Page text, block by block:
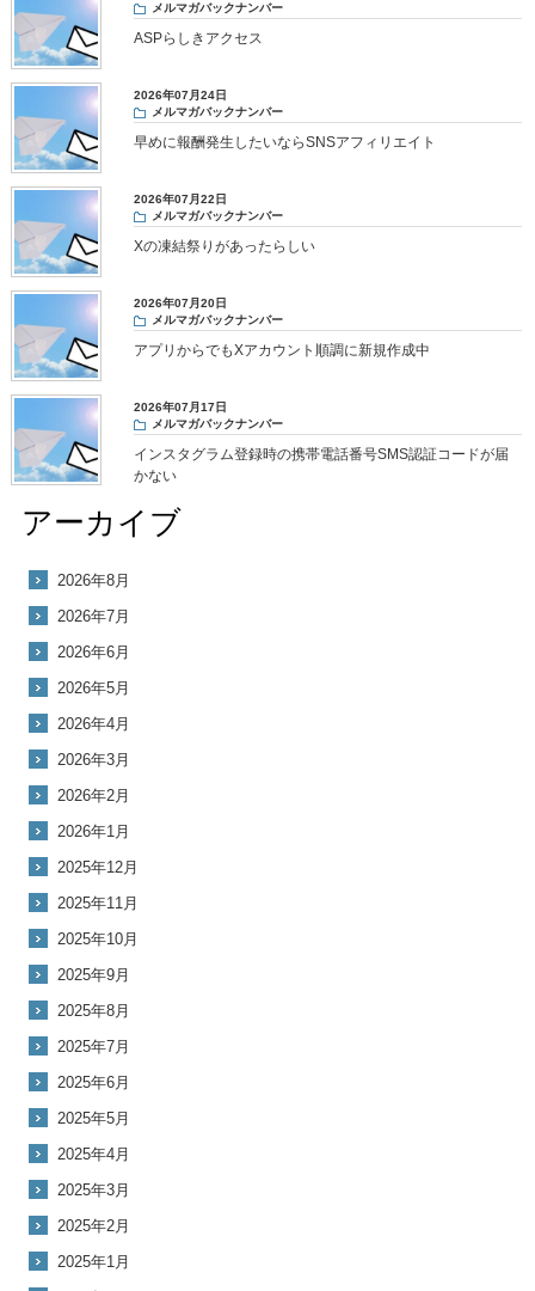
メルマガバックナンバー
ASPらしきアクセス
2026年07月24日
メルマガバックナンバー
早めに報酬発生したいならSNSアフィリエイト
2026年07月22日
メルマガバックナンバー
Xの凍結祭りがあったらしい
2026年07月20日
メルマガバックナンバー
アプリからでもXアカウント順調に新規作成中
2026年07月17日
メルマガバックナンバー
インスタグラム登録時の携帯電話番号SMS認証コードが届
かない
アーカイブ
2026年8月
2026年7月
2026年6月
2026年5月
2026年4月
2026年3月
2026年2月
2026年1月
2025年12月
2025年11月
2025年10月
2025年9月
2025年8月
2025年7月
2025年6月
2025年5月
2025年4月
2025年3月
2025年2月
2025年1月